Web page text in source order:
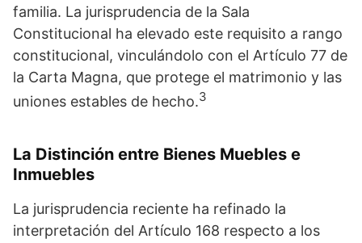
familia. La jurisprudencia de la Sala
Constitucional ha elevado este requisito a rango
constitucional, vinculándolo con el Artículo 77 de
la Carta Magna, que protege el matrimonio y las
uniones estables de hecho.3
La Distinción entre Bienes Muebles e
Inmuebles
La jurisprudencia reciente ha refinado la
interpretación del Artículo 168 respecto a los